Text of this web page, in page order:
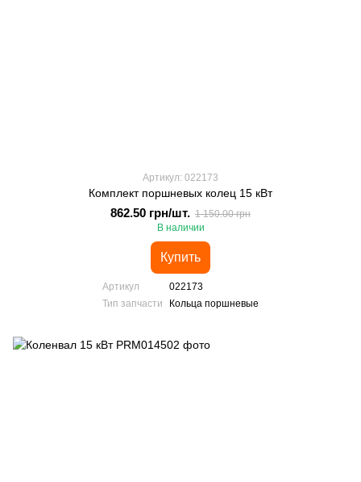
Артикул: 022173
Комплект поршневых колец 15 кВт
862.50 грн/шт. 1 150.00 грн
В наличии
Купить
Артикул
022173
Тип запчасти
Кольца поршневые